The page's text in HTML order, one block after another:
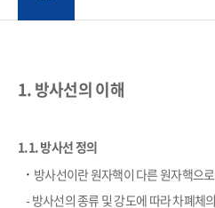
1. 방사선의 이해
1.1. 방사선 정의
​· 방사선이란 원자핵이 다른 원자핵으
- 방사선의 종류 및 강도에 따라 차폐체